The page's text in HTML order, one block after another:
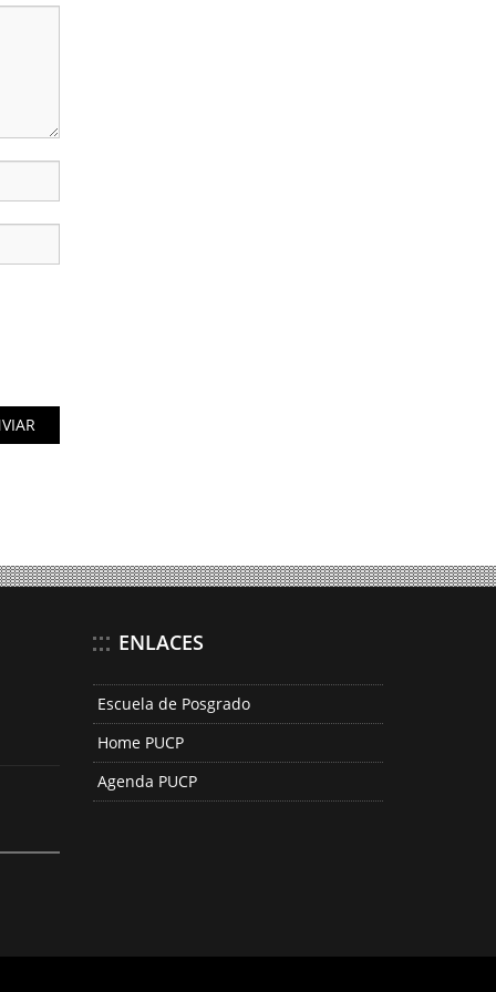
ENLACES
Escuela de Posgrado
Home PUCP
Agenda PUCP